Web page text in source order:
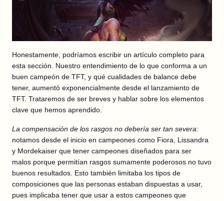
Honestamente, podríamos escribir un artículo completo para
esta sección. Nuestro entendimiento de lo que conforma a un
buen campeón de TFT, y qué cualidades de balance debe
tener, aumentó exponencialmente desde el lanzamiento de
TFT. Trataremos de ser breves y hablar sobre los elementos
clave que hemos aprendido.
La compensación de los rasgos no debería ser tan severa:
notamos desde el inicio en campeones como Fiora, Lissandra
y Mordekaiser que tener campeones diseñados para ser
malos porque permitían rasgos sumamente poderosos no tuvo
buenos resultados. Esto también limitaba los tipos de
composiciones que las personas estaban dispuestas a usar,
pues implicaba tener que usar a estos campeones que